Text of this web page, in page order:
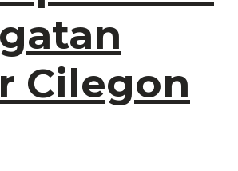
Cilegon